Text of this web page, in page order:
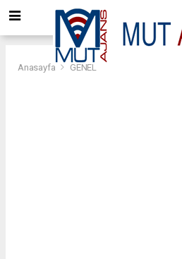
Anasayfa GENEL